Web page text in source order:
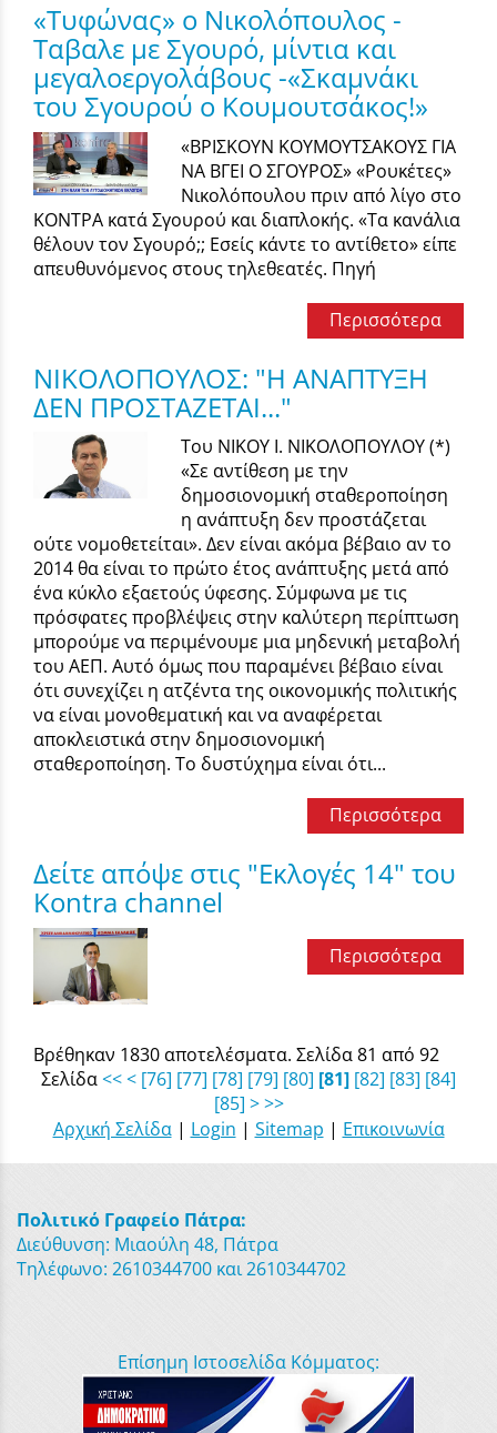
«Τυφώνας» ο Νικολόπουλος -
Ταβαλε με Σγουρό, μίντια και
μεγαλοεργολάβους -«Σκαμνάκι
του Σγουρού ο Κουμουτσάκος!»
«ΒΡΙΣΚΟΥΝ ΚΟΥΜΟΥΤΣΑΚΟΥΣ ΓΙΑ
ΝΑ ΒΓΕΙ Ο ΣΓΟΥΡΟΣ» «Ρουκέτες»
Νικολόπουλου πριν από λίγο στο
ΚΟΝΤΡΑ κατά Σγουρού και διαπλοκής. «Τα κανάλια
θέλουν τον Σγουρό;; Εσείς κάντε το αντίθετο» είπε
απευθυνόμενος στους τηλεθεατές. Πηγή
Περισσότερα
ΝΙΚΟΛΟΠΟΥΛΟΣ: "Η ΑΝΑΠΤΥΞΗ
ΔΕΝ ΠΡΟΣΤΑΖΕΤΑΙ..."
Του ΝΙΚΟΥ Ι. ΝΙΚΟΛΟΠΟΥΛΟΥ (*)
«Σε αντίθεση με την
δημοσιονομική σταθεροποίηση
η ανάπτυξη δεν προστάζεται
ούτε νομοθετείται». Δεν είναι ακόμα βέβαιο αν το
2014 θα είναι το πρώτο έτος ανάπτυξης μετά από
ένα κύκλο εξαετούς ύφεσης. Σύμφωνα με τις
πρόσφατες προβλέψεις στην καλύτερη περίπτωση
μπορούμε να περιμένουμε μια μηδενική μεταβολή
του ΑΕΠ. Αυτό όμως που παραμένει βέβαιο είναι
ότι συνεχίζει η ατζέντα της οικονομικής πολιτικής
να είναι μονοθεματική και να αναφέρεται
αποκλειστικά στην δημοσιονομική
σταθεροποίηση. Το δυστύχημα είναι ότι...
Περισσότερα
Δείτε απόψε στις "Εκλογές 14" του
Kontra channel
Περισσότερα
Βρέθηκαν 1830 αποτελέσματα. Σελίδα 81 από 92
Σελίδα<<< [76] [77] [78] [79] [80] [81] [82] [83] [84]
[85] > >>
Αρχική Σελίδα| Login | Sitemap | Επικοινωνία
Πολιτικό Γραφείο Πάτρα:
Διεύθυνση: Μιαούλη 48, Πάτρα
Τηλέφωνο: 2610344700 και 2610344702
Επίσημη Ιστοσελίδα Κόμματος: